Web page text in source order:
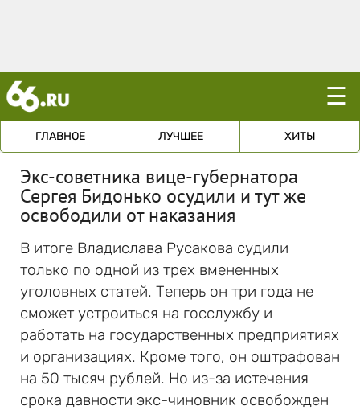
☰
ГЛАВНОЕ ЛУЧШЕЕ ХИТЫ
Экс-советника вице-губернатора
Сергея Бидонько осудили и тут же
освободили от наказания
В итоге Владислава Русакова судили
только по одной из трех вмененных
уголовных статей. Теперь он три года не
сможет устроиться на госслужбу и
работать на государственных предприятиях
и организациях. Кроме того, он оштрафован
на 50 тысяч рублей. Но из-за истечения
срока давности экс-чиновник освобожден